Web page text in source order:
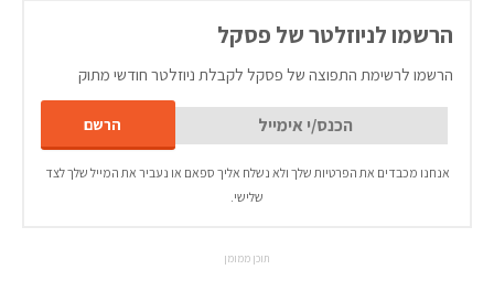
הרשמו לניוזלטר של פסקל
הרשמו לרשימת התפוצה של פסקל לקבלת ניוזלטר חודשי מתוק
אנחנו מכבדים את הפרטיות שלך ולא נשלח אליך ספאם או נעביר את המייל שלך לצד
שלישי.
תוכן ממומן